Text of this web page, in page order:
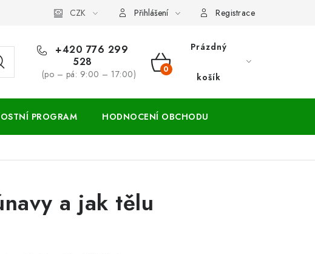
Vrácení zboží a reklamace
CZK Přihlášení Registrace
+420 776 299
528
(po – pá: 9:00 – 17:00)
NÁKUPNÍ
Prázdný
košík
PROGRAM HODNOCENÍ OBCHODU
a jak tělu